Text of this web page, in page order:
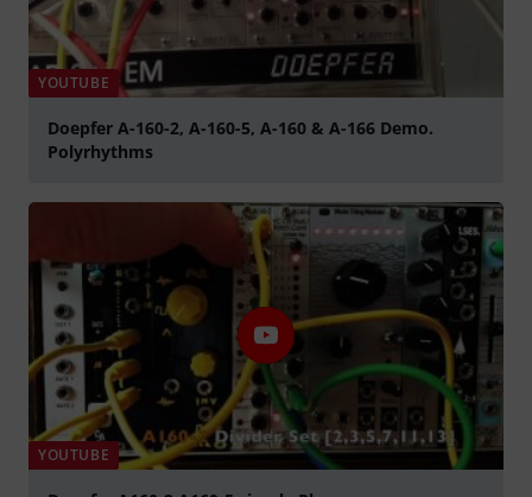
YOUTUBE
Doepfer A-160-2, A-160-5, A-160 & A-166 Demo.
Polyrhythms
YOUTUBE